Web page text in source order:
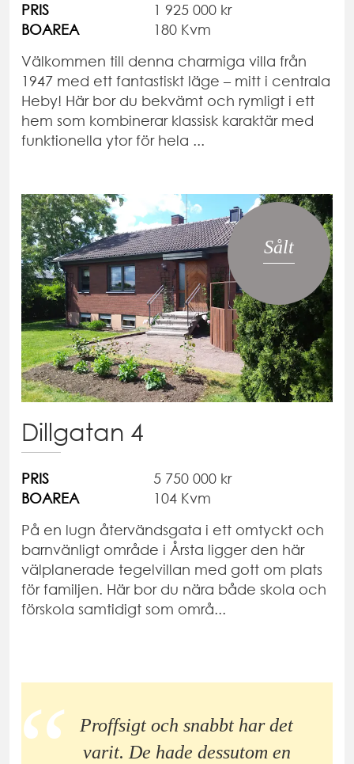
PRIS
1 925 000 kr
BOAREA
180 Kvm
Välkommen till denna charmiga villa från
1947 med ett fantastiskt läge – mitt i centrala
Heby! Här bor du bekvämt och rymligt i ett
hem som kombinerar klassisk karaktär med
funktionella ytor för hela ...
Sålt
Dillgatan 4
PRIS
5 750 000 kr
BOAREA
104 Kvm
På en lugn återvändsgata i ett omtyckt och
barnvänligt område i Årsta ligger den här
välplanerade tegelvillan med gott om plats
för familjen. Här bor du nära både skola och
förskola samtidigt som områ...
Proffsigt och snabbt har det
varit. De hade dessutom en